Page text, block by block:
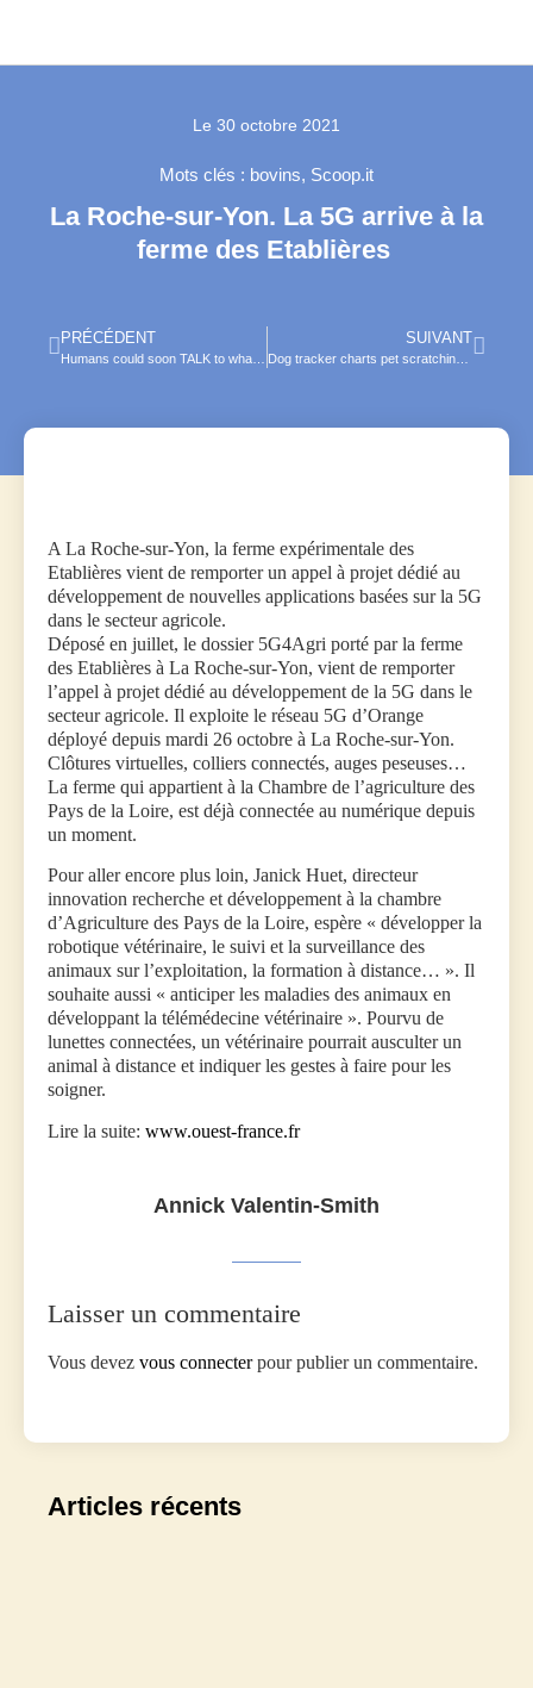
Le 30 octobre 2021
Mots clés : bovins, Scoop.it
La Roche-sur-Yon. La 5G arrive à la
ferme des Etablières
PRÉCÉDENT SUIVANT
Dog tracker charts pet scratching activity
A La Roche-sur-Yon, la ferme expérimentale des
Etablières vient de remporter un appel à projet dédié au
développement de nouvelles applications basées sur la 5G
dans le secteur agricole.
Déposé en juillet, le dossier 5G4Agri porté par la ferme
des Etablières à La Roche-sur-Yon, vient de remporter
l’appel à projet dédié au développement de la 5G dans le
secteur agricole. Il exploite le réseau 5G d’Orange
déployé depuis mardi 26 octobre à La Roche-sur-Yon.
Clôtures virtuelles, colliers connectés, auges peseuses…
La ferme qui appartient à la Chambre de l’agriculture des
Pays de la Loire, est déjà connectée au numérique depuis
un moment.
Pour aller encore plus loin, Janick Huet, directeur
innovation recherche et développement à la chambre
d’Agriculture des Pays de la Loire, espère « développer la
robotique vétérinaire, le suivi et la surveillance des
animaux sur l’exploitation, la formation à distance… ». Il
souhaite aussi « anticiper les maladies des animaux en
développant la télémédecine vétérinaire ». Pourvu de
lunettes connectées, un vétérinaire pourrait ausculter un
animal à distance et indiquer les gestes à faire pour les
soigner.
Lire la suite: www.ouest-france.fr
Annick Valentin-Smith
Laisser un commentaire
Vous devez vous connecterpour publier un commentaire.
Articles récents